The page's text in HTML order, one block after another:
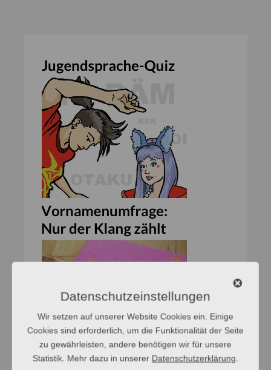
Datenschutzeinstellungen
Wir setzen auf unserer Website Cookies ein. Einige
Cookies sind erforderlich, um die Funktionalität der Seite
zu gewährleisten, andere benötigen wir für unsere
Statistik. Mehr dazu in unserer Datenschutzerklärung